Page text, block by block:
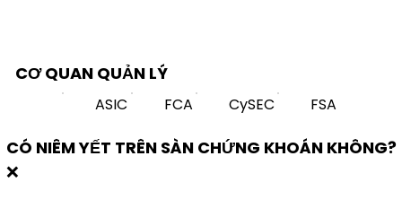
CƠ QUAN QUẢN LÝ
ASIC FCA CySEC FSA
CÓ NIÊM YẾT TRÊN SÀN CHỨNG KHOÁN KHÔNG?
❌